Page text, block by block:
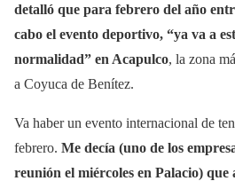
detalló que para febrero del año
cabo el evento deportivo, “ya va a
normalidad” en Acapulco, la zona
a Coyuca de Benítez.
Va haber un evento internacional de
febrero. Me decía (uno de los
reunión el miércoles en Palacio) que